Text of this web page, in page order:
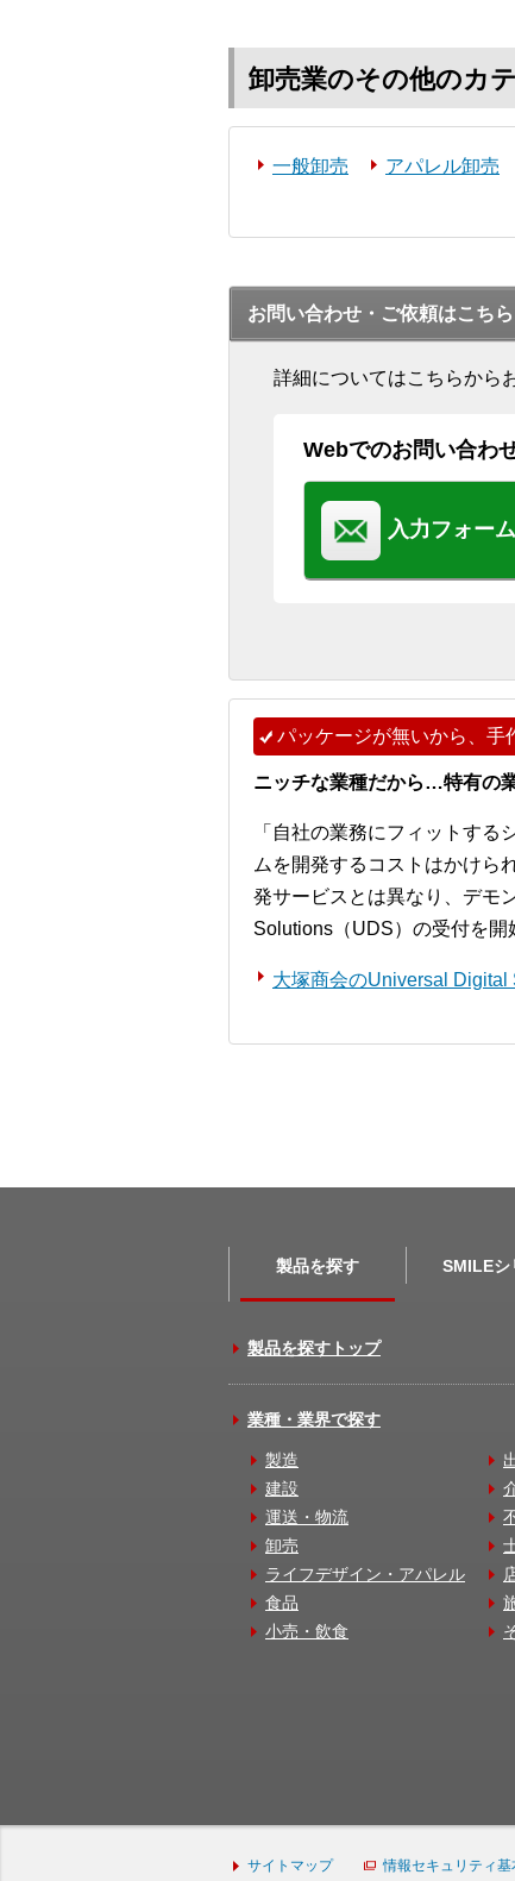
卸売業のその他のカ
一般卸売 アパレル卸売
お問い合わせ・ご依頼はこちら
詳細についてはこちらから
Webでのお問い合わ
入力フォー
パッケージが無いから、手
ニッチな業種だから…特有の
「自社の業務にフィットす
ムを開発するコストはかけら
発サービスとは異なり、デモ
Solutions（UDS）の受付を開
大塚商会のUniversal Digital
製品を探す SMILEシ
製品を探すトップ
業種・業界で探す
製造
建設
運送・物流
卸売
ライフデザイン・アパレル
食品
小売・飲食
サイトマップ 情報セキュリティ基